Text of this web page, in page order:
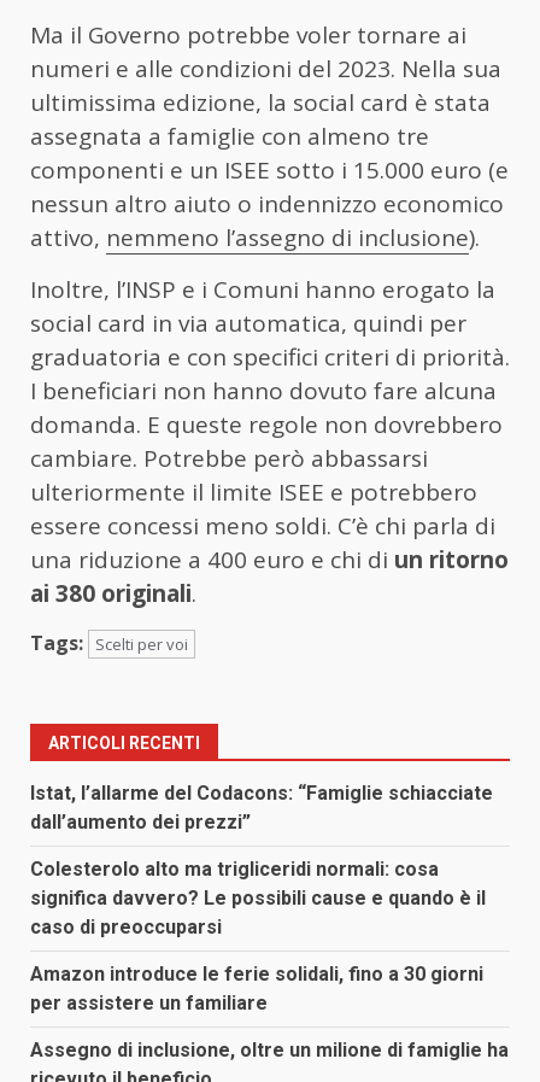
Ma il Governo potrebbe voler tornare ai
numeri e alle condizioni del 2023. Nella sua
ultimissima edizione, la social card è stata
assegnata a famiglie con almeno tre
componenti e un ISEE sotto i 15.000 euro (e
nessun altro aiuto o indennizzo economico
attivo, nemmeno l’assegno di inclusione).
Inoltre, l’INSP e i Comuni hanno erogato la
social card in via automatica, quindi per
graduatoria e con specifici criteri di priorità.
I beneficiari non hanno dovuto fare alcuna
domanda. E queste regole non dovrebbero
cambiare. Potrebbe però abbassarsi
ulteriormente il limite ISEE e potrebbero
essere concessi meno soldi. C’è chi parla di
una riduzione a 400 euro e chi di un ritorno
ai 380 originali.
Tags: Scelti per voi
ARTICOLI RECENTI
Istat, l’allarme del Codacons: “Famiglie schiacciate
dall’aumento dei prezzi”
Colesterolo alto ma trigliceridi normali: cosa
significa davvero? Le possibili cause e quando è il
caso di preoccuparsi
Amazon introduce le ferie solidali, fino a 30 giorni
per assistere un familiare
Assegno di inclusione, oltre un milione di famiglie ha